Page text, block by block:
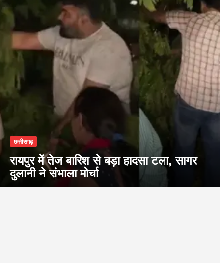
छत्तीसगढ़
रायपुर में तेज बारिश से बड़ा हादसा टला, सागर
दुलानी ने संभाला मोर्चा